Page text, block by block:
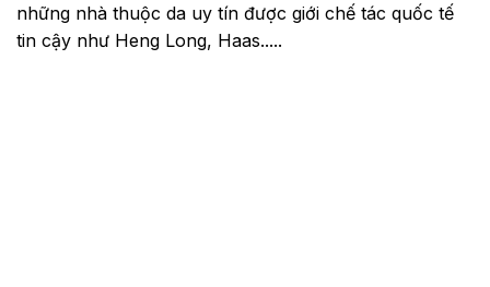
những nhà thuộc da uy tín được giới chế tác quốc tế
tin cậy như Heng Long, Haas.....